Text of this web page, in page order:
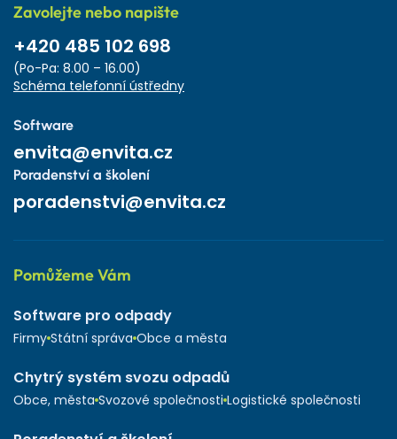
Zavolejte nebo napište
+420 485 102 698
(Po-Pa: 8.00 – 16.00)
Schéma telefonní ústředny
Software
envita@envita.cz
Poradenství a školení
poradenstvi@envita.cz
Pomůžeme Vám
Software pro odpady
Firmy Státní správa Obce a města
Chytrý systém svozu odpadů
Obce, města Svozové společnosti Logistické společnosti